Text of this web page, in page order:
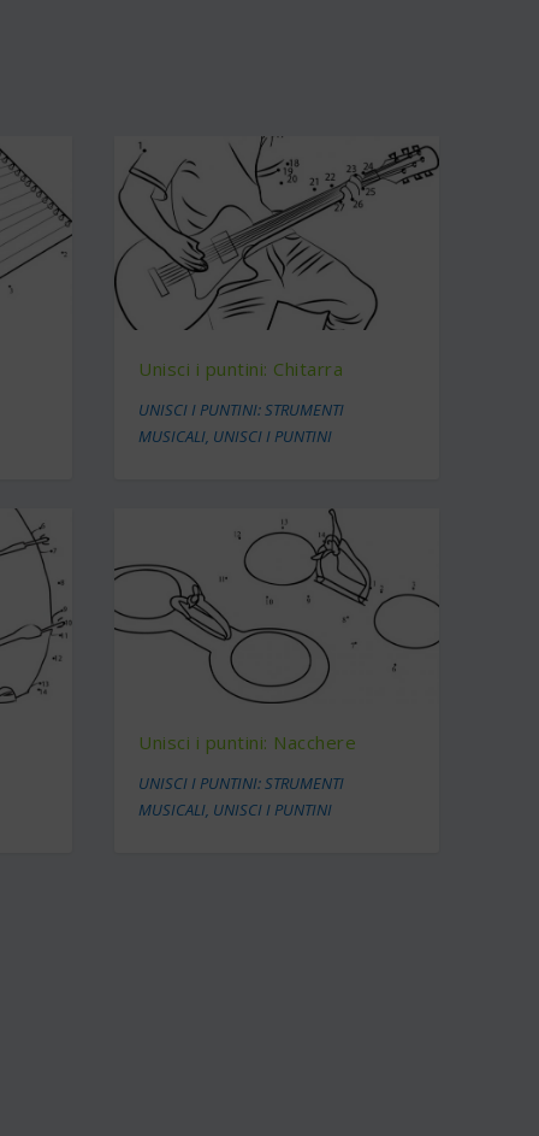
Unisci i puntini: Chitarra
UNISCI I PUNTINI: STRUMENTI
MUSICALI, UNISCI I PUNTINI
Unisci i puntini: Nacchere
UNISCI I PUNTINI: STRUMENTI
MUSICALI, UNISCI I PUNTINI